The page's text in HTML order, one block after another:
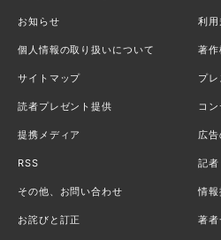
お知らせ 利用
個人情報の取り扱いについて 著作
サイトマップ プ
読者プレゼント提供 コ
提携メディア 広
RSS 記者
その他、お問い合わせ 情報
お詫びと訂正 著者